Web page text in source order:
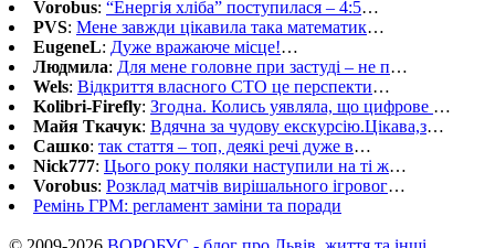
Vorobus: “Енергія хліба” поступилася – 4:5…
PVS: Мене завжди цікавила така математик…
EugeneL: Дуже вражаюче місце!…
Людмила: Для мене головне при застуді – не п…
Wels: Відкриття власного СТО це перспекти…
Kolibri-Firefly: Згодна. Колись уявляла, що цифрове …
Майя Ткачук: Вдячна за чудову екскурсію.Цікава,з…
Сашко: так стаття – топ, деякі речі дуже в…
Nick777: Цього року поляки наступили на ті ж…
Vorobus: Розклад матчів вирішального ігровог…
Ремінь ГРМ: регламент заміни та поради